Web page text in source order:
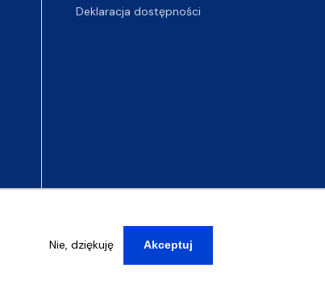
Nie, dziękuję Akceptuj
Deklaracja dostępności